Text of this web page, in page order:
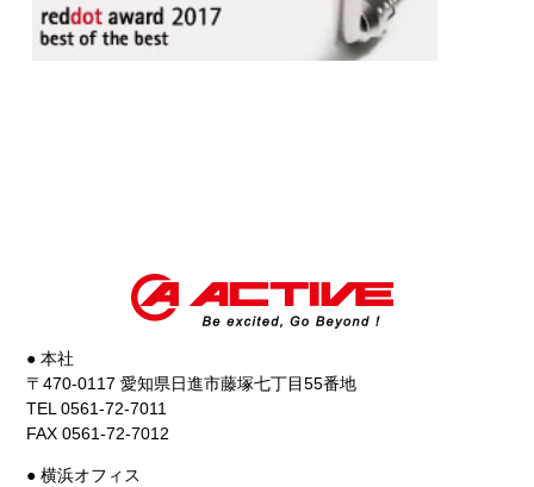
● 本社
〒470-0117 愛知県日進市藤塚七丁目55番地
TEL 0561-72-7011
FAX 0561-72-7012
● 横浜オフィス